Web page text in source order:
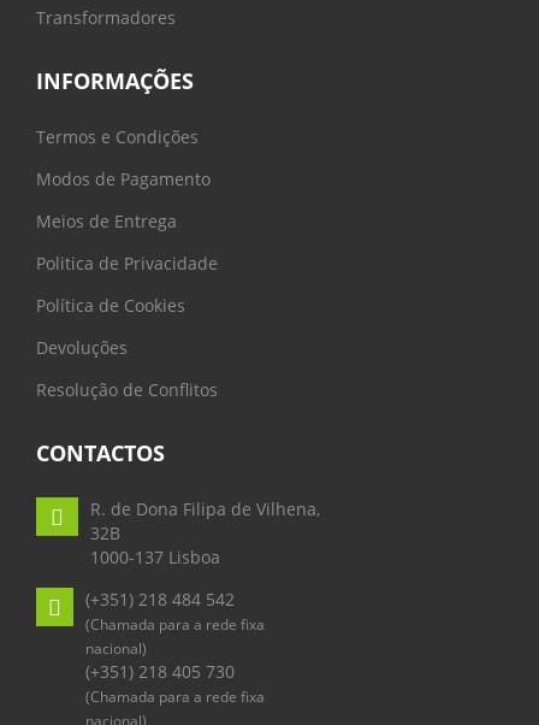
Transformadores
INFORMAÇÕES
Termos e Condições
Modos de Pagamento
Meios de Entrega
Politica de Privacidade
Política de Cookies
Devoluções
Resolução de Conflitos
CONTACTOS
R. de Dona Filipa de Vilhena,
32B
1000-137 Lisboa
(+351) 218 484 542
(Chamada para a rede fixa
nacional)
(+351) 218 405 730
(Chamada para a rede fixa
nacional)